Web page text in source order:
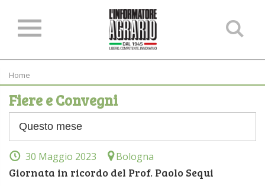
Home
Fiere e Convegni
30 Maggio 2023 Bologna
Giornata in ricordo del Prof. Paolo Sequi